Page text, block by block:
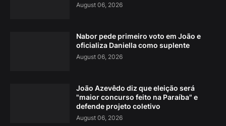
August 06, 2026
Nabor pede primeiro voto em João e
oficializa Daniella como suplente
August 06, 2026
João Azevêdo diz que eleição será
"maior concurso feito na Paraíba" e
defende projeto coletivo
August 06, 2026